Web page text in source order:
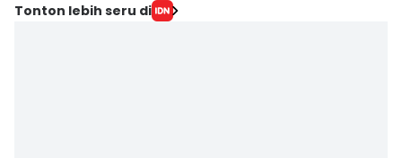
Tonton lebih seru di